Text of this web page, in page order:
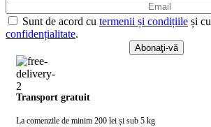
Sunt de acord cu termenii și condițiile și cu
confidențialitate.
Transport gratuit
La comenzile de minim 200 lei și sub 5 kg